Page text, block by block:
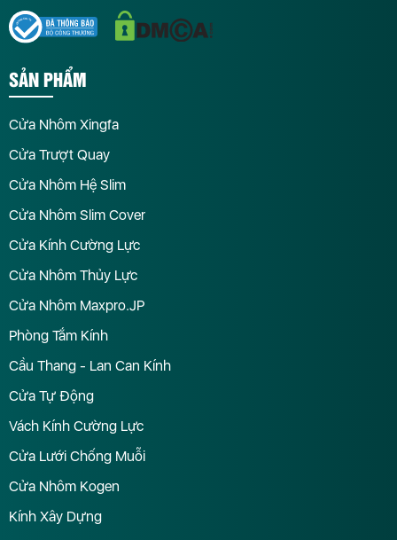
SẢN PHẨM
Cửa Nhôm Xingfa
Cửa Trượt Quay
Cửa Nhôm Hệ Slim
Cửa Nhôm Slim Cover
Cửa Kính Cường Lực
Cửa Nhôm Thủy Lực
Cửa Nhôm Maxpro.JP
Phòng Tắm Kính
Cầu Thang - Lan Can Kính
Cửa Tự Động
Vách Kính Cường Lực
Cửa Lưới Chống Muỗi
Cửa Nhôm Kogen
Kính Xây Dựng